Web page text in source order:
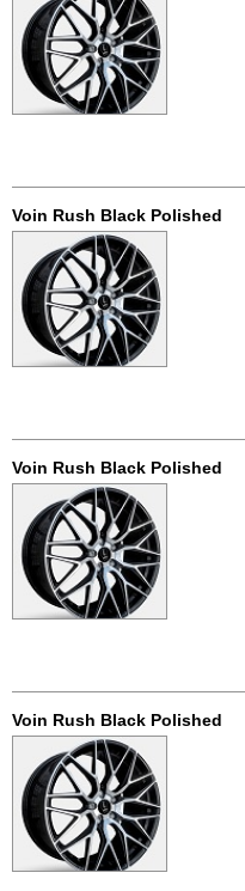
Voin Rush Black Polished
Voin Rush Black Polished
Voin Rush Black Polished